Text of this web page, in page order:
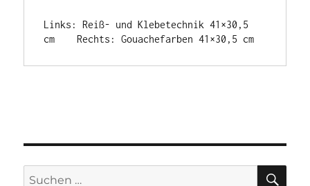
Links: Reiß- und Klebetechnik 41×30,5
cm    Rechts: Gouachefarben 41×30,5 cm
Suchen